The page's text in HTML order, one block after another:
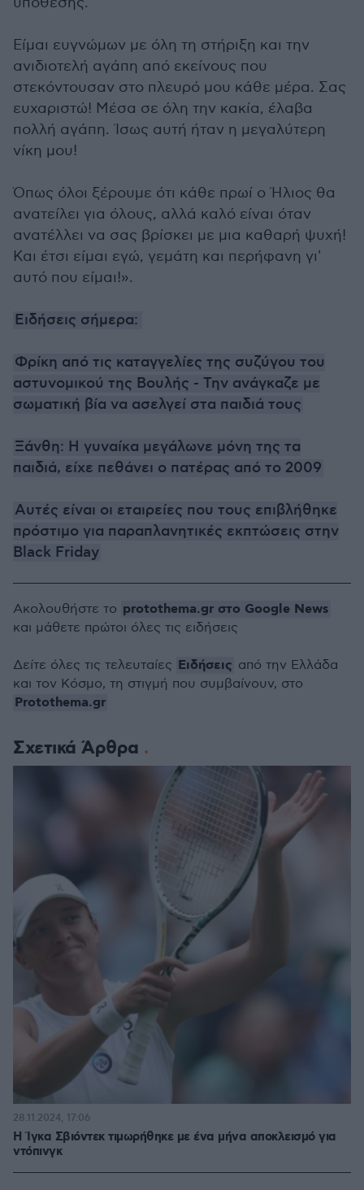
Είμαι ευγνώμων με όλη τη στήριξη και την
ανιδιοτελή αγάπη από εκείνους που
στεκόντουσαν στο πλευρό μου κάθε μέρα. Σας
ευχαριστώ! Μέσα σε όλη την κακία, έλαβα
πολλή αγάπη. Ίσως αυτή ήταν η μεγαλύτερη
νίκη μου!
Όπως όλοι ξέρουμε ότι κάθε πρωί ο Ήλιος θα
ανατείλει για όλους, αλλά καλό είναι όταν
ανατέλλει να σας βρίσκει με μια καθαρή ψυχή!
Και έτσι είμαι εγώ, γεμάτη και περήφανη γι'
αυτό που είμαι!».
Ειδήσεις σήμερα:
Φρίκη από τις καταγγελίες της συζύγου του
αστυνομικού της Βουλής - Την ανάγκαζε με
σωματική βία να ασελγεί στα παιδιά τους
Ξάνθη: Η γυναίκα μεγάλωνε μόνη της τα
παιδιά, είχε πεθάνει ο πατέρας από το 2009
Αυτές είναι οι εταιρείες που τους επιβλήθηκε
πρόστιμο για παραπλανητικές εκπτώσεις στην
Black Friday
Σχετικά Άρθρα
Η Ίγκα Σβιόντεκ τιμωρήθηκε με ένα μήνα αποκλεισμό για
ντόπινγκ
28.11.2024, 17:06
Ακολουθήστε το protothema.gr στο Google News
και μάθετε πρώτοι όλες τις ειδήσεις
Δείτε όλες τις τελευταίες Ειδήσεις από την Ελλάδα
και τον Κόσμο, τη στιγμή που συμβαίνουν, στο
Protothema.gr